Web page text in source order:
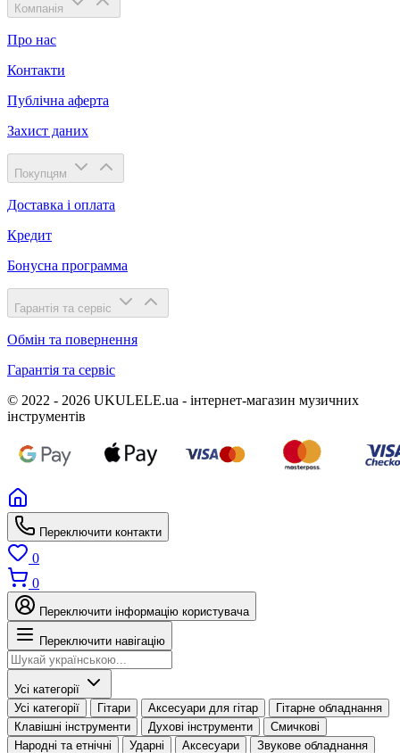
Компанія
Про нас
Контакти
Публічна аферта
Захист даних
Покупцям
Доставка і оплата
Кредит
Бонусна программа
Гарантія та сервіс
Обмін та повернення
Гарантія та сервіс
© 2022 - 2026 UKULELE.ua - інтернет-магазин музичних
інструментів
Переключити контакти
0
0
Переключити інформацію користувача
Переключити навігацію
Усі категорії
Усі категорії
Гітари Аксесуари для гітар
Гітарне обладнання
Клавішні інструменти
Духові інструменти
Смичкові
Народні та етнічні
Ударні Аксесуари
Звукове обладнання